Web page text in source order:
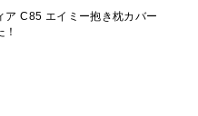
ア C85 エイミー抱き枕カバー